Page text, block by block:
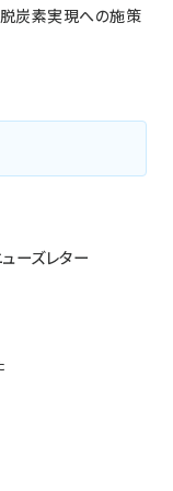
炭素実現への施策
ーズレター